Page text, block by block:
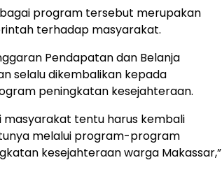
program tersebut merupakan
terhadap masyarakat.
Pendapatan dan Belanja
selalu dikembalikan kepada
peningkatan kesejahteraan.
masyarakat tentu harus kembali
melalui program-program
kesejahteraan warga Makassar,”